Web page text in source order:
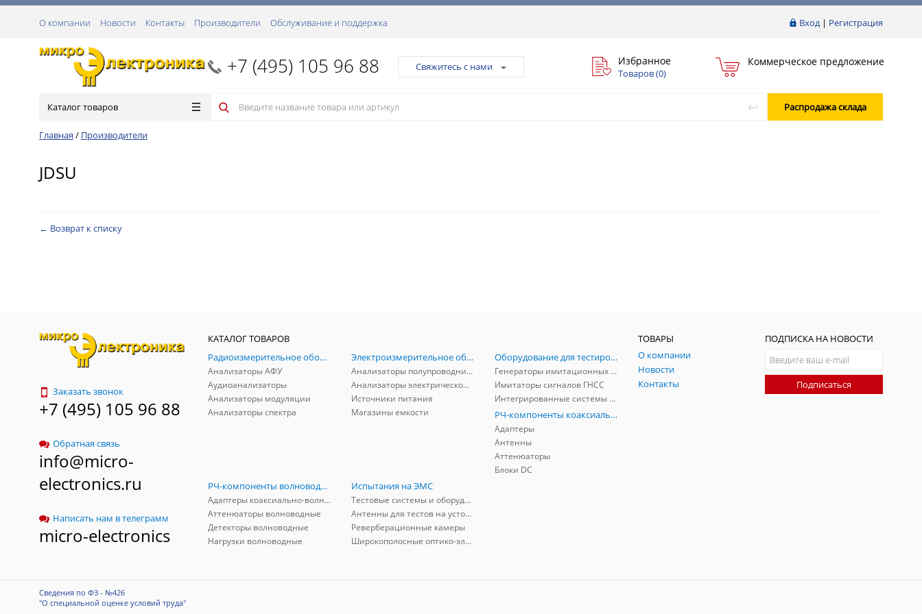
Вход| Регистрация
О компании Новости Контакты Производители Обслуживание и поддержка
+7 (495) 105 96 88 Свяжитесь с нами Избранное
Товаров (0)
Коммерческое предложение
Каталог товаров Распродажа склада
Главная / Производители
JDSU
← Возврат к списку
Заказать звонок
+7 (495) 105 96 88
Обратная связь
info@micro-
electronics.ru
Написать нам в телеграмм
micro-electronics
КАТАЛОГ ТОВАРОВ
Радиоизмерительное оборудование
Анализаторы АФУ
Аудиоанализаторы
Анализаторы модуляции
Анализаторы спектра
Электроизмерительное оборудование
Анализаторы полупроводников
Анализаторы электрической мощности
Источники питания
Магазины емкости
Оборудование для тестирования и симуляции ГНСС
Генераторы имитационных и заградительных помех
Имитаторы сигналов ГНСС
Интегрированные системы защиты от ГНСС-помех
РЧ-компоненты коаксиальные
Адаптеры
Антенны
Аттенюаторы
Блоки DC
РЧ-компоненты волноводные
Адаптеры коаксиально-волноводные
Аттенюаторы волноводные
Детекторы волноводные
Нагрузки волноводные
Испытания на ЭМС
Тестовые системы и оборудование
Антенны для тестов на устойчивость к ЭМП
Реверберационные камеры
Широкополосные оптико-электрические линии
ТОВАРЫ
О компании
Новости
Контакты
ПОДПИСКА НА НОВОСТИ
Подписаться
Сведения по ФЗ - №426
"О специальной оценке условий труда"